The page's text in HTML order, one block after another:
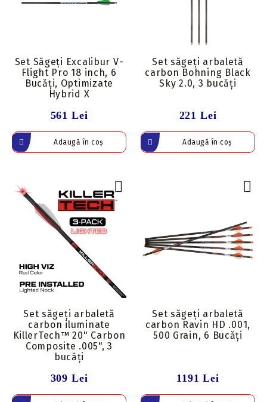
Set Săgeți Excalibur V-
Flight Pro 18 inch, 6
Bucăți, Optimizate
Hybrid X
561 Lei
Set săgeți arbaletă
carbon Bohning Black
Sky 2.0, 3 bucăți
221 Lei
Set săgeți arbaletă
carbon iluminate
KillerTech™ 20" Carbon
Composite .005", 3
bucăți
309 Lei
Set săgeți arbaletă
carbon Ravin HD .001,
500 Grain, 6 Bucăți
1191 Lei